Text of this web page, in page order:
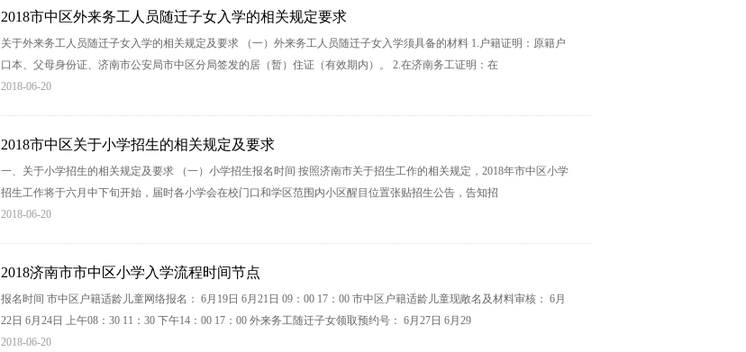
2018市中区外来务工人员随迁子女入学的相关规定要求
关于外来务工人员随迁子女入学的相关规定及要求 （一）外来务工人员随迁子女入学须具备的材料 1.户籍证明：原籍户
口本、父母身份证、济南市公安局市中区分局签发的居（暂）住证（有效期内）。 2.在济南务工证明：在
2018-06-20
2018市中区关于小学招生的相关规定及要求
一、关于小学招生的相关规定及要求 （一）小学招生报名时间 按照济南市关于招生工作的相关规定，2018年市中区小学
招生工作将于六月中下旬开始，届时各小学会在校门口和学区范围内小区醒目位置张贴招生公告，告知招
2018-06-20
2018济南市市中区小学入学流程时间节点
报名时间 市中区户籍适龄儿童网络报名： 6月19日 6月21日 09：00 17：00 市中区户籍适龄儿童现敞名及材料审核： 6月
22日 6月24日 上午08：30 11：30 下午14：00 17：00 外来务工随迁子女领取预约号： 6月27日 6月29
2018-06-20